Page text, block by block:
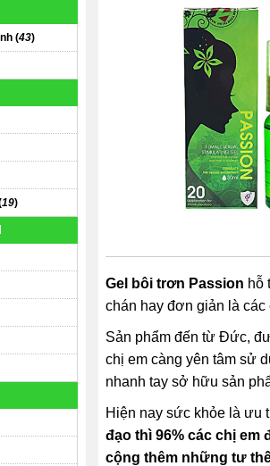
Gel bôi trơn Passion hỗ
chán hay đơn giản là
Sản phẩm đến từ Đức,
chị em càng yên tâm sử
nhanh tay sở hữu sản
Hiện nay sức khỏe là ưu
đạo thì 96% các chị em
cộng thêm những tư
(43)
19)